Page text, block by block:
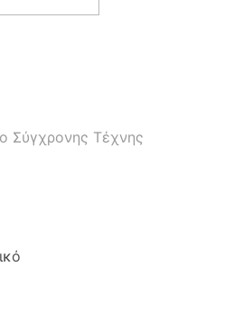
Σύγχρονης Τέχνης